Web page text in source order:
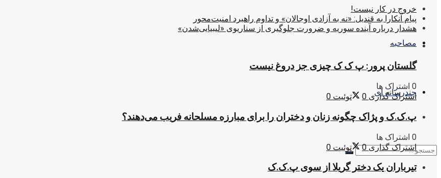
مصاحبه
چندرسانه ای
خروج در کار نیست!
پیام آنکارا به قندیل: «نه به آزادی اوجالان» و تداوم راهبرد امنیت‌محور
هشدار درباره آینده سوریه و ضرورت جلوگیری از سناریوی «لیبیایی‌شدن»
گلستان پرور: پ ک ک چیزی جز دروغ نیست
0 اشتراک ها
اشتراک گذاری 0 توئیت 0
پ.ک.ک و پژاک چگونه زنان و دختران را برای مبارزه مسلحانه فریب می‌دهند؟
0 اشتراک ها
اشتراک گذاری 0 توئیت 0
تیرباران یک دختر گریلا از سوی پ.ک.ک